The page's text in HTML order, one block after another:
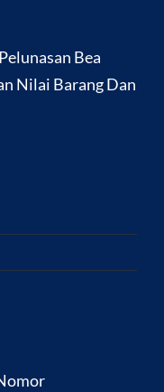
Bea
Nilai Barang Dan